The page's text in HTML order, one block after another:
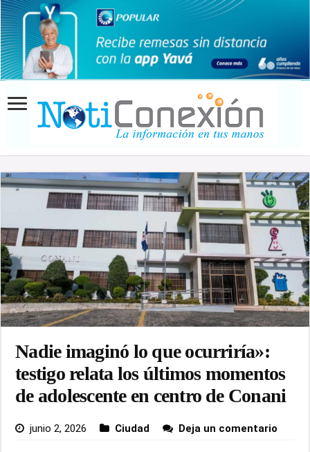
Nadie imaginó lo que ocurriría»:
testigo relata los últimos momentos
de adolescente en centro de Conani
junio 2, 2026 Ciudad Deja un comentario